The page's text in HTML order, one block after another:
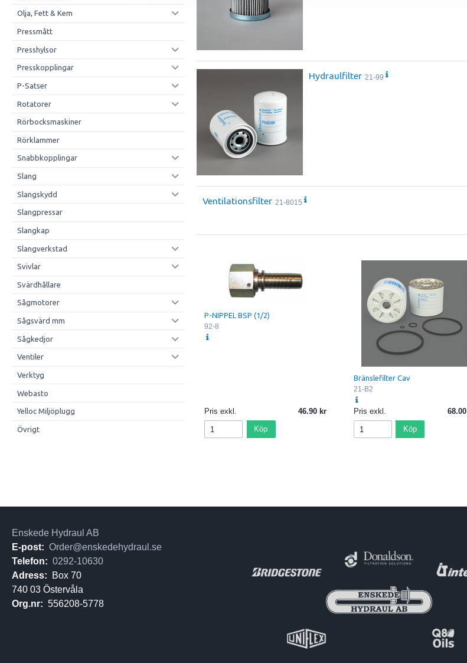
Olja, Fett & Kem
Pressmått
Presshylsor
Presskopplingar
P-Satser
Rotatorer
Rörbocksmaskiner
Rörklammer
Snabbkopplingar
Slang
Slangskydd
Slangpressar
Slangkap
Slangverkstad
Svivlar
Svärdhållare
Sågmotorer
Sågsvärd mm
Sågkedjor
Ventiler
Verktyg
Webasto
Yelloc Miljöplugg
Övrigt
Hydraulfilter 21-99
Ventilationsfilter 21-8015
P-NIPPEL BSP (1/2)
92-8
Pris exkl. 46.90
Köp
Bränslefilter Cav
21-B2
Pris exkl. 68.00
Köp
Enskede Hydraul AB
E-post: Order@enskedehydraul.se
Telefon: 0292-10630
Adress:
Box 70
740 03 Östervåla
Org.nr: 556208-5778